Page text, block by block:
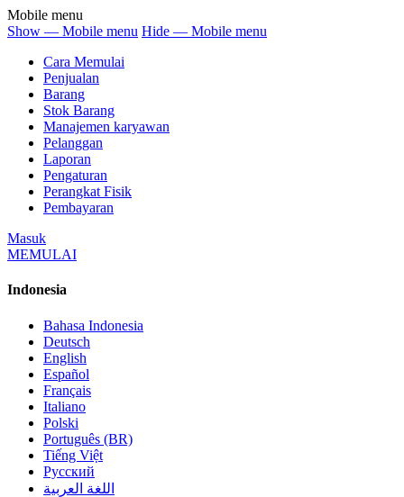
Mobile menu
Show — Mobile menu Hide — Mobile menu
Cara Memulai
Penjualan
Barang
Stok Barang
Manajemen karyawan
Pelanggan
Laporan
Pengaturan
Perangkat Fisik
Pembayaran
Masuk
MEMULAI
Indonesia
Bahasa Indonesia
Deutsch
English
Español
Français
Italiano
Polski
Português (BR)
Tiếng Việt
Русский
اللغة العربية